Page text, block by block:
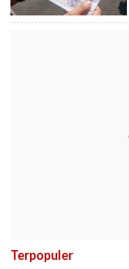
Terpopuler